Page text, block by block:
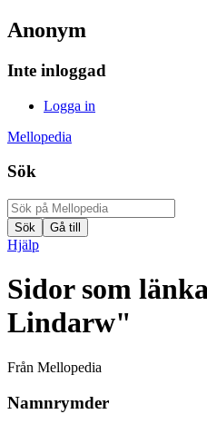
Anonym
Inte inloggad
Logga in
Mellopedia
Sök
Hjälp
Sidor som
Lindarw"
Från Mellopedia
Namnrymder